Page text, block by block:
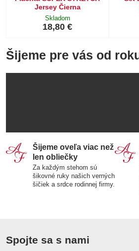
Jersey Čierna
Skladom
18,80 €
Šijeme pre vás od
Šijeme oveľa viac než
len obliečky
Za každým stehom sú
šikovné ruky našich verných
šičiek a srdce rodinnej firmy.
Spojte sa s nami